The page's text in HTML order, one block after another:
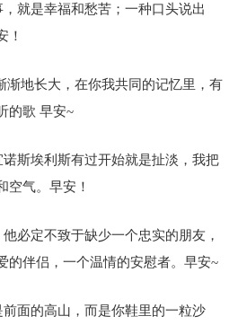
就是幸福和愁苦；一种口头说出
！
渐地长大，在你我共同的记忆里，有
的歌 早安~
斯埃利斯有过开始就是扯淡，我把
空气。早安！
必定不致于缺少一个忠实的朋友，
的伴侣，一个温情的安慰者。早安~
面的高山，而是你鞋里的一粒沙